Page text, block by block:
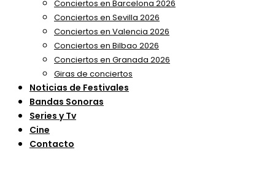
Conciertos en Barcelona 2026
Conciertos en Sevilla 2026
Conciertos en Valencia 2026
Conciertos en Bilbao 2026
Conciertos en Granada 2026
Giras de conciertos
Noticias de Festivales
Bandas Sonoras
Series y Tv
Cine
Contacto